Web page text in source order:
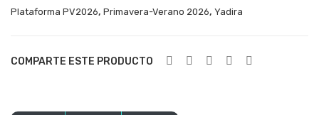
Plataforma PV2026, Primavera-Verano 2026, Yadira
COMPARTE ESTE PRODUCTO